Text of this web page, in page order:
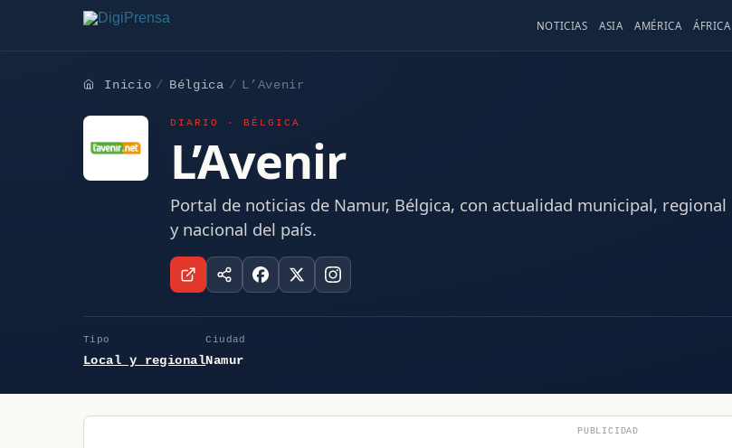
NOTICIAS ASIA AMÉRICA ÁFRICA
Inicio Bélgica L’Avenir
DIARIO · BÉLGICA
L’Avenir
Portal de noticias de Namur, Bélgica, con actualidad municipal, regional
y nacional del país.
Tipo
Local y regional
Ciudad
Namur
PUBLICIDAD